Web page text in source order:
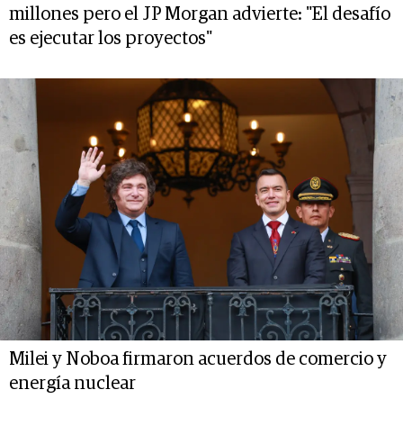
millones pero el JP Morgan advierte: "El desafío
es ejecutar los proyectos"
Milei y Noboa firmaron acuerdos de comercio y
energía nuclear